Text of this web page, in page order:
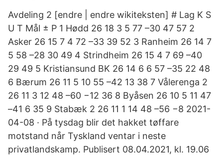
Avdeling 2 [endre | endre wikiteksten] # Lag K S
U T Mål ± P 1 Hødd 26 18 3 5 77 –30 47 57 2
Asker 26 15 7 4 72 –33 39 52 3 Ranheim 26 14 7
5 58 –28 30 49 4 Strindheim 26 15 4 7 69 –40
29 49 5 Kristiansund BK 26 14 6 6 57 –35 22 48
6 Bærum 26 11 5 10 55 –42 13 38 7 Vålerenga 2
26 11 3 12 48 –60 −12 36 8 Byåsen 26 10 5 11 47
–41 6 35 9 Stabæk 2 26 11 1 14 48 –56 −8 2021-
04-08 · På tysdag blir det hakket tøffare
motstand når Tyskland ventar i neste
privatlandskamp. Publisert 08.04.2021, kl. 19.06